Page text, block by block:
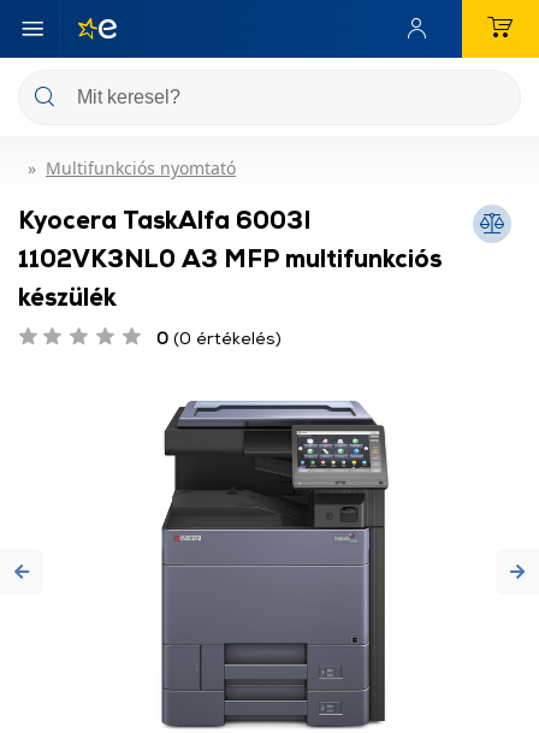
Multifunkciós nyomtató
Kyocera TaskAlfa 6003I
1102VK3NL0 A3 MFP multifunkciós
készülék
0 (0 értékelés)
Previous